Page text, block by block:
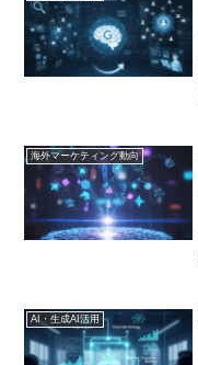
海外マーケティング動向
AI・生成AI活用